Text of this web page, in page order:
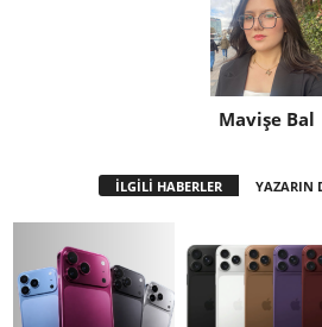
Mavişe Bal
İLGİLİ HABERLER YAZARIN